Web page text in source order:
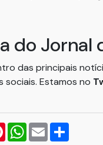
do Jornal
das principais
sociais. Estamos no
PinterestWhatsApp
Email